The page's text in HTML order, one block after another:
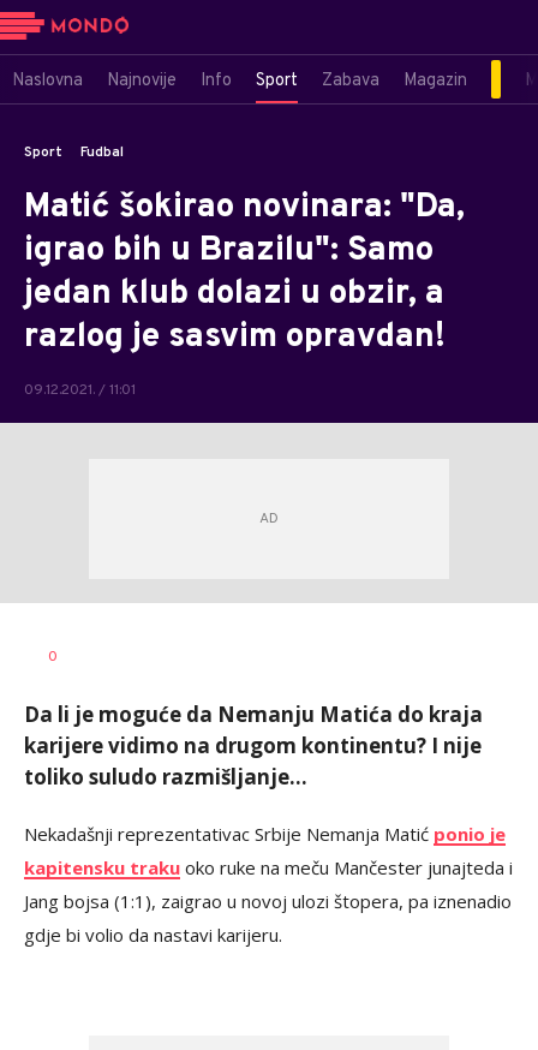
Naslovna Najnovije Info Sport Zabava Magazin
Sport Fudbal
Matić šokirao novinara: "Da,
igrao bih u Brazilu": Samo
jedan klub dolazi u obzir, a
razlog je sasvim opravdan!
09.12.2021. / 11:01
AUTOR
0
Da li je moguće da Nemanju Matića do kraja
karijere vidimo na drugom kontinentu? I nije
toliko suludo razmišljanje...
Nekadašnji reprezentativac Srbije Nemanja Matić ponio je
kapitensku traku oko ruke na meču Mančester junajteda i
Jang bojsa (1:1), zaigrao u novoj ulozi štopera, pa iznenadio
gdje bi volio da nastavi karijeru.